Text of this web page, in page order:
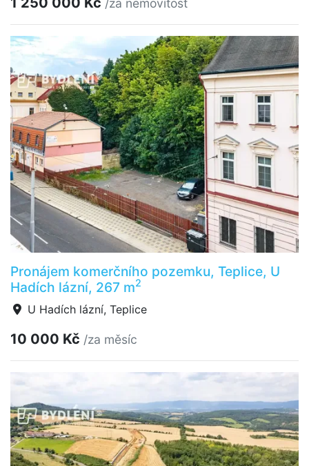
/za nemovitost
Pronájem komerčního pozemku, Teplice, U
Hadích lázní, 267 m2
U Hadích lázní, Teplice
10 000 Kč /za měsíc